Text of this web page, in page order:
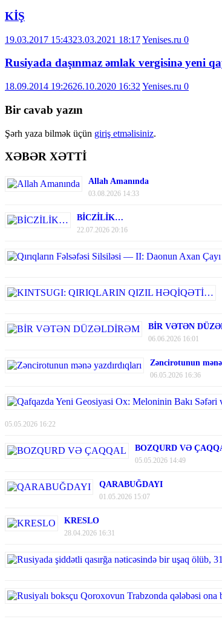
KİŞ
19.03.2017 15:4323.03.2021 18:17Yenises.ru 0
Rusiyada daşınmaz əmlak vergisinə yeni
18.09.2014 19:2626.10.2020 16:32 Yenises.ru 0
Bir cavab yazın
Şərh yaza bilmək üçün giriş etməlisiniz.
XƏBƏR XƏTTİ
Allah Amanında
03.08.2026 14:33
BİCZİLİK…
22.07.2026 20:16
BİR VƏTƏN
06.06.2026 16:01
Zəncirotunun mənə
06.05.2026 16:36
05.05.2026 16:22
BOZQURD VƏ
05.05.2026 14:49
QARABUĞDAYI
01.05.2026 15:07
KRESLO
28.04.2026 16:31